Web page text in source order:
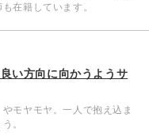
在籍しています。
い方向に向かうようサ
モヤモヤ。一人で抱え込ま
。